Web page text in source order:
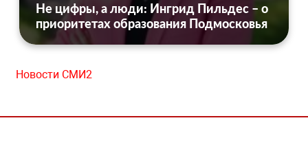
Не цифры, а люди: Ингрид Пильдес – о
приоритетах образования Подмосковья
Новости СМИ2